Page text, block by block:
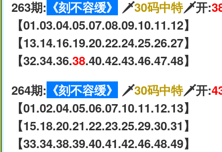
263期: 《刻不容缓》 🗡30码中特🗡开:
【01.03.04.05.07.08.09.10.11.12】
【13.14.16.19.20.22.24.25.26.27】
【32.34.36.38.40.42.43.46.47.48】
264期: 《刻不容缓》 🗡30码中特🗡开:
【01.02.04.05.06.07.10.11.12.13】
【15.18.20.21.22.23.25.29.30.31】
【33.34.38.39.40.41.42.46.48.49】